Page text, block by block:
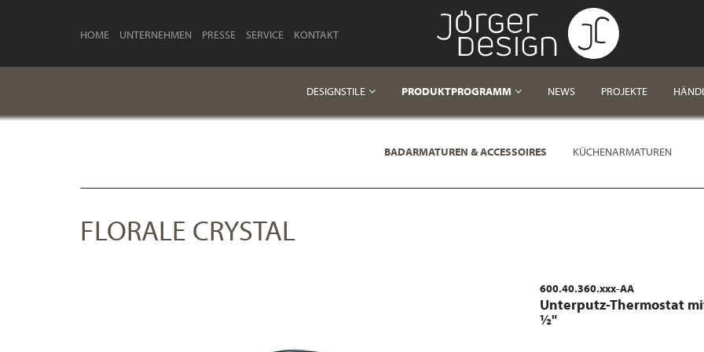
HOME UNTERNEHMEN PRESSE SERVICE KONTAKT
DESIGNSTILE PRODUKTPROGRAMM NEWS PROJEKTE
BADARMATUREN & ACCESSOIRES KÜCHENARMATUREN
FLORALE CRYSTAL
600.40.360.xxx-AA
Unterputz-Thermostat
½"